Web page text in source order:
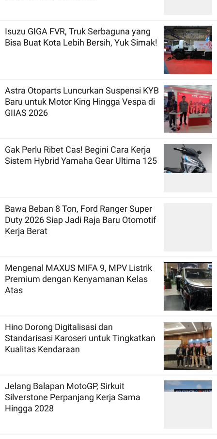
Isuzu GIGA FVR, Truk Serbaguna yang
Bisa Buat Kota Lebih Bersih, Yuk Simak!
Astra Otoparts Luncurkan Suspensi KYB
Baru untuk Motor King Hingga Vespa di
GIIAS 2026
Gak Perlu Ribet Cas! Begini Cara Kerja
Sistem Hybrid Yamaha Gear Ultima 125
Bawa Beban 8 Ton, Ford Ranger Super
Duty 2026 Siap Jadi Raja Baru Otomotif
Kerja Berat
Mengenal MAXUS MIFA 9, MPV Listrik
Premium dengan Kenyamanan Kelas
Atas
Hino Dorong Digitalisasi dan
Standarisasi Karoseri untuk Tingkatkan
Kualitas Kendaraan
Jelang Balapan MotoGP, Sirkuit
Silverstone Perpanjang Kerja Sama
Hingga 2028